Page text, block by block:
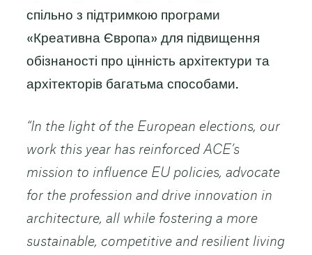
спільно з підтримкою програми
«Креативна Європа» для підвищення
обізнаності про цінність архітектури та
архітекторів багатьма способами.
“In the light of the European elections, our
work this year has reinforced ACE’s
mission to influence EU policies, advocate
for the profession and drive innovation in
architecture, all while fostering a more
sustainable, competitive and resilient living